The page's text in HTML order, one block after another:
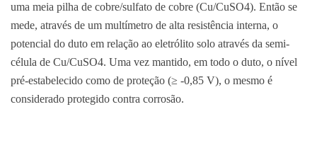
uma meia pilha de cobre/sulfato de cobre (Cu/CuSO4). Então se
mede, através de um multímetro de alta resistência interna, o
potencial do duto em relação ao eletrólito solo através da semi-
célula de Cu/CuSO4. Uma vez mantido, em todo o duto, o nível
pré-estabelecido como de proteção (≥ -0,85 V), o mesmo é
considerado protegido contra corrosão.